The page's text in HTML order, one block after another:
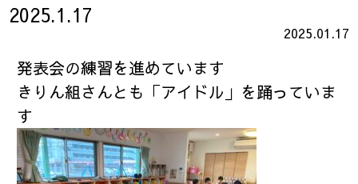
2025.1.17
2025.01.17
発表会の練習を進めています
きりん組さんとも「アイドル」を踊っていま
す